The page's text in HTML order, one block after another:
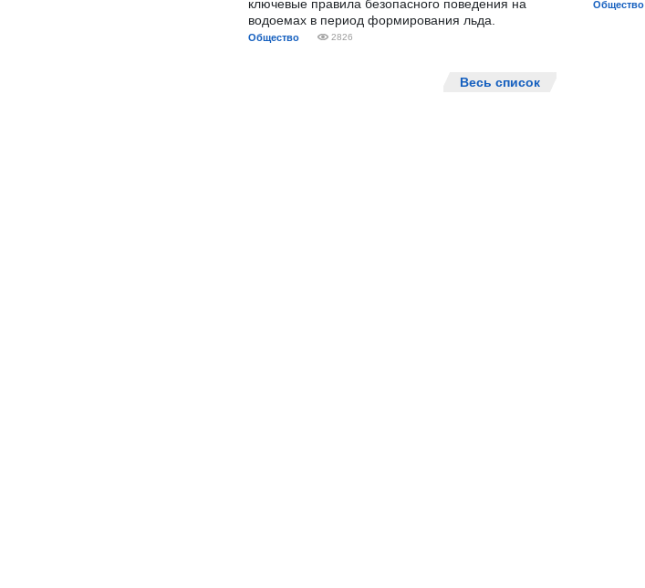
ключевые правила безопасного поведения на
водоемах в период формирования льда.
Общество 2826
Весь список
Общество